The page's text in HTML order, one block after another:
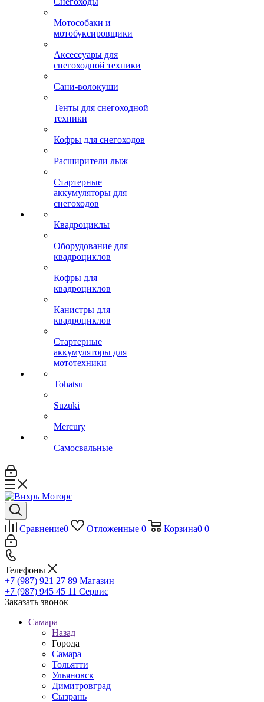
Мотособаки и
мотобуксировщики
Аксессуары для
снегоходной техники
Сани-волокуши
Тенты для снегоходной
техники
Кофры для снегоходов
Расширители лыж
Стартерные
аккумуляторы для
снегоходов
Квадроциклы
Оборудование для
квадроциклов
Кофры для
квадроциклов
Канистры для
квадроциклов
Стартерные
аккумуляторы для
мототехники
Tohatsu
Suzuki
Mercury
Самосвальные
Сравнение0 Отложенные 0 Корзина0 0
Телефоны
+7 (987) 921 27 89 Магазин
+7 (987) 945 45 11 Сервис
Заказать звонок
Самара
Назад
Города
Самара
Тольятти
Ульяновск
Димитровград
Сызрань